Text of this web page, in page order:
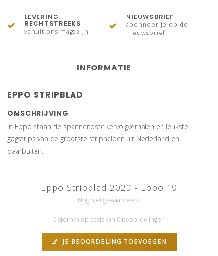
LEVERING
RECHTSTREEKS
vanuit ons magazijn
NIEUWSBRIEF
abonneer je op de
nieuwsbrief
INFORMATIE
EPPO STRIPBLAD
OMSCHRIJVING
In Eppo staan de spannendste vervolgverhalen en leukste
gagstrips van de grootste striphelden uit Nederland en
daarbuiten.
Eppo Stripblad 2020 - Eppo 19
Nog niet gewaardeerd
0 sterren op basis van 0 beoordelingen
JE BEOORDELING TOEVOEGEN